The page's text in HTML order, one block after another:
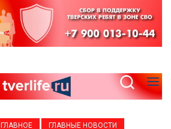
ГЛАВНОЕ
ГЛАВНЫЕ НОВОСТИ